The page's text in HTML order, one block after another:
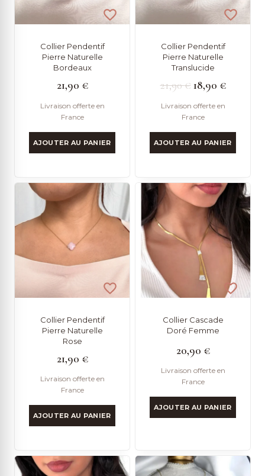
Collier Pendentif
Pierre Naturelle
Bordeaux
21,90 €
Livraison offerte en
France
AJOUTER AU PANIER
Collier Pendentif
Pierre Naturelle
Translucide
21,90€Le
prix
initial
était :
21,90 €.
18,90 €Le
est :
18,90 €.
Livraison offerte en
France
AJOUTER AU PANIER
Collier Pendentif
Pierre Naturelle
Rose
21,90 €
Livraison offerte en
France
AJOUTER AU PANIER
Collier Cascade
Doré Femme
20,90 €
Livraison offerte en
France
AJOUTER AU PANIER